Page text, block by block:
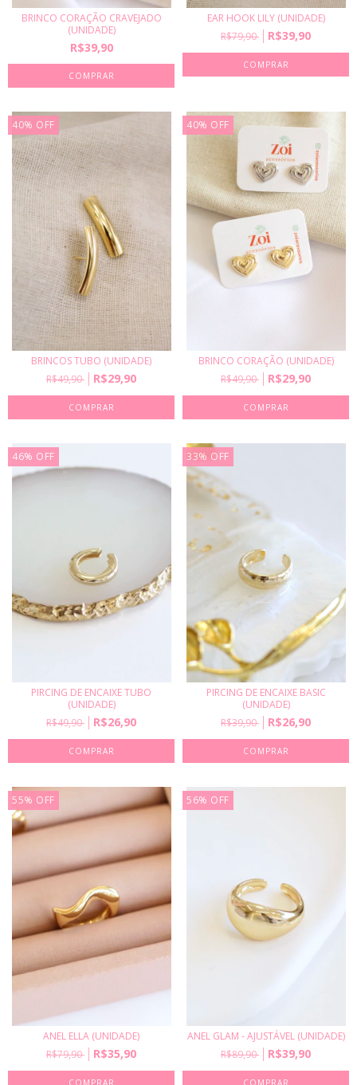
BRINCO CORAÇÃO CRAVEJADO
(UNIDADE)
R$39,90
EAR HOOK LILY (UNIDADE)
R$79,90
R$39,90
40% OFF
BRINCOS TUBO (UNIDADE)
R$49,90
R$29,90
40% OFF
BRINCO CORAÇÃO (UNIDADE)
R$49,90
R$29,90
COMPRAR
46% OFF
PIRCING DE ENCAIXE TUBO
(UNIDADE)
R$49,90
R$26,90
33% OFF
PIRCING DE ENCAIXE BASIC
(UNIDADE)
R$39,90
R$26,90
55% OFF
ANEL ELLA (UNIDADE)
R$79,90
R$35,90
COMPRAR
56% OFF
ANEL GLAM - AJUSTÁVEL (UNIDADE)
R$89,90
R$39,90